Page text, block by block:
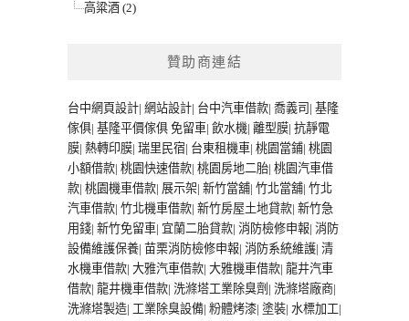
高粱酒 (2)
贊助商連結
台中網頁設計| 網站設計| 台中汽車借款| 喬義司 | 基隆
傢俱| 基隆平價傢俱 免留車| 飲水機| 離型膜| 抗靜電
膜| 熱轉印膜| 瑞里民宿| 台東租機車| 桃園當鋪| 桃園
小額借款| 桃園快速借款| 桃園房地二胎| 桃園汽車借
款| 桃園機車借款| 展示架| 新竹當舖| 竹北當舖| 竹北
汽車借款| 竹北機車借款| 新竹房屋土地貸款| 新竹急
用錢| 新竹免留車| 宜蘭二胎貸款| 消防檢修申報| 消防
設備維護保養| 苗栗消防檢修申報| 消防系統維護| 清
水機車借款| 大雅汽車借款| 大雅機車借款| 龍井汽車
借款| 龍井機車借款| 洗滌塔工業除臭劑 | 洗滌塔廠商|
洗滌塔製造| 工業除臭設備| 粉體烤漆| 塗裝| 水標加工|